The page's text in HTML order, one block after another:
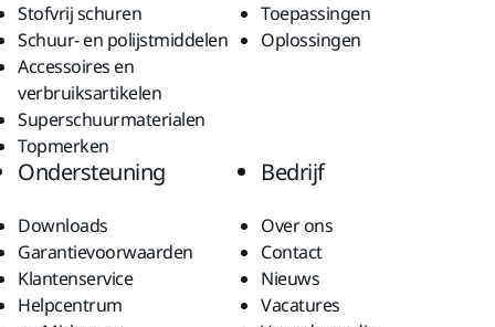
Stofvrij schuren
Schuur- en polijstmiddelen
Accessoires en
verbruiksartikelen
Superschuurmaterialen
Topmerken
Toepassingen
Oplossingen
Ondersteuning
Downloads
Garantievoorwaarden
Klantenservice
Helpcentrum
Bedrijf
Over ons
Contact
Nieuws
Vacatures